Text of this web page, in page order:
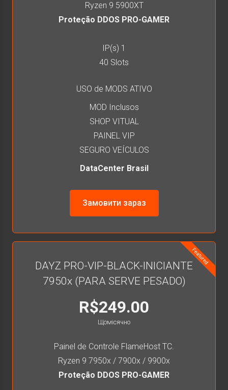
USO de MODS ATIVO
MOD Inclusos
SHOP VITUAL
PAINEL VIP
SEGURO VEÍCULOS
DataCenter Brasil
Ryzen 9 5900XT
Proteção DDOS PRO-GAMER
IP(s) 1
40 Slots
Замовити зараз
Featured
DAYZ PRO-VIP-BLACK-INICIANTE
7950x (PARA SERVE PESADO)
R$249.00
Щомісячно
Painel de Controle FlameHost TC.
Ryzen 9 7950x / 7900x / 9900x
Proteção DDOS PRO-GAMER